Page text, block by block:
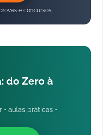
e concursos
do Zero à
aulas práticas •